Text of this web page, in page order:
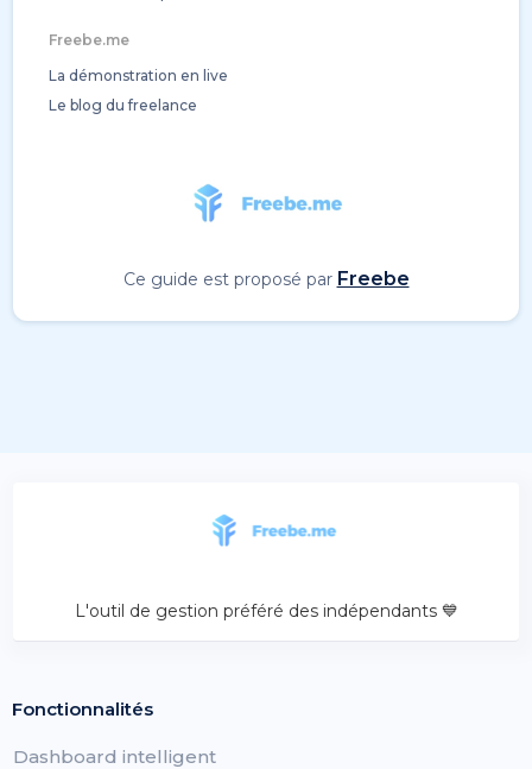
Freebe.me
La démonstration en live
Le blog du freelance
Ce guide est proposé par Freebe
L'outil de gestion préféré des indépendants 💙
Fonctionnalités
Dashboard intelligent